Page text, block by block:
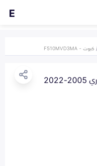
E
كبوت - F510MVD3MA